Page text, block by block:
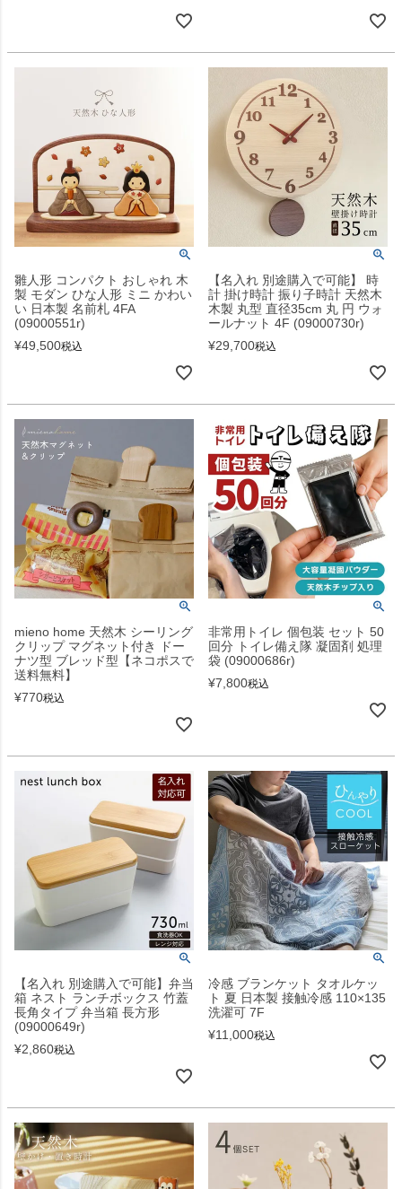
雛人形 コンパクト おしゃれ 木
製 モダン ひな人形 ミニ かわい
い 日本製 名前札 4FA
(09000551r)
¥49,500税込
【名入れ 別途購入で可能】 時
計 掛け時計 振り子時計 天然木
木製 丸型 直径35cm 丸 円 ウォ
ールナット 4F (09000730r)
¥29,700税込
mieno home 天然木 シーリング
クリップ マグネット付き ドー
ナツ型 ブレッド型【ネコポスで
送料無料】
¥770税込
非常用トイレ 個包装 セット 50
回分 トイレ備え隊 凝固剤 処理
袋 (09000686r)
¥7,800税込
【名入れ 別途購入で可能】弁当
箱 ネスト ランチボックス 竹蓋
長角タイプ 弁当箱 長方形
(09000649r)
¥2,860税込
冷感 ブランケット タオルケッ
ト 夏 日本製 接触冷感 110×135
洗濯可 7F
¥11,000税込